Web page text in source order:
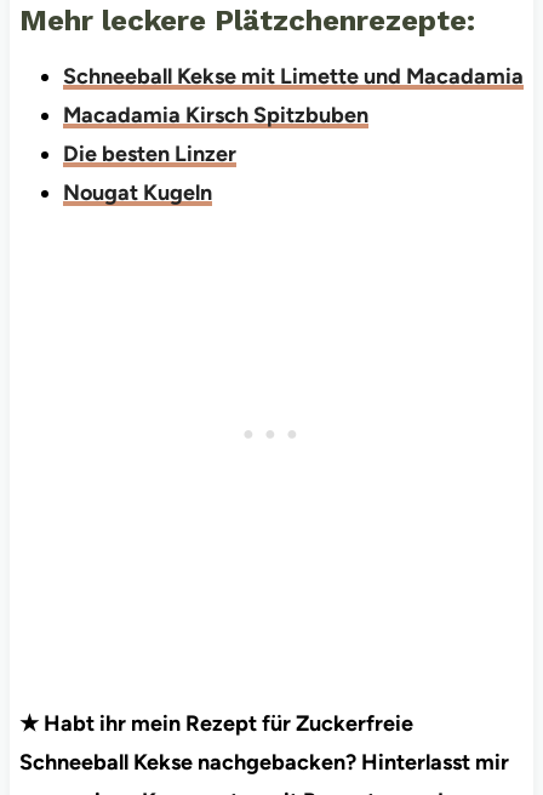
Mehr leckere Plätzchenrezepte:
Schneeball Kekse mit Limette und Macadamia
Macadamia Kirsch Spitzbuben
Die besten Linzer
Nougat Kugeln
★ Habt ihr mein Rezept für Zuckerfreie
Schneeball Kekse nachgebacken? Hinterlasst mir